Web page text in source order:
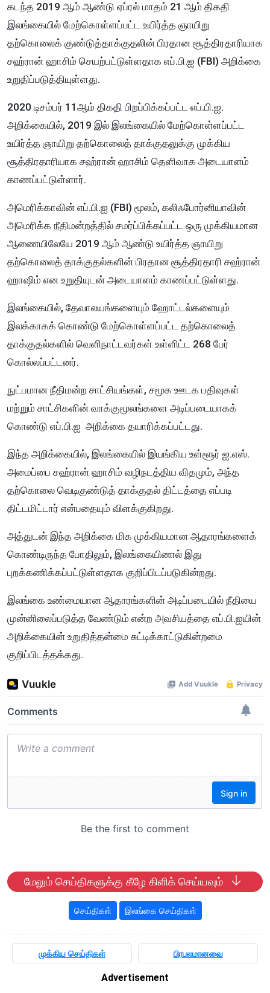
கடந்த 2019 ஆம் ஆண்டு ஏப்ரல் மாதம் 21 ஆம் திகதி
இலங்கையில் மேற்கொள்ளப்பட்ட உயிர்த்த ஞாயிறு
தற்கொலைக் குண்டுத்தாக்குதலின் பிரதான சூத்திரதாரியாக
சஹ்ரான் ஹாசிம் செயற்பட்டுள்ளதாக எப்.பி.ஐ (FBI) அறிக்கை
உறுதிப்படுத்தியுள்ளது.
2020 டிசம்பர் 11ஆம் திகதி பிறப்பிக்கப்பட்ட எப்.பி.ஐ.
அறிக்கையில், 2019 இல் இலங்கையில் மேற்கொள்ளப்பட்ட
உயிர்த்த ஞாயிறு தற்கொலைத் தாக்குதலுக்கு முக்கிய
சூத்திரதாரியாக சஹ்ரான் ஹாசிம் தெளிவாக அடையாளம்
காணப்பட்டுள்ளார்.
அமெரிக்காவின் எப்.பி.ஐ (FBI) மூலம், கலிஃபோர்னியாவின்
அமெரிக்க நீதிமன்றத்தில் சமர்ப்பிக்கப்பட்ட ஒரு முக்கியமான
ஆணையிலேயே 2019 ஆம் ஆண்டு உயிர்த்த ஞாயிறு
தற்கொலைத் தாக்குதல்களின் பிரதான சூத்திரதாரி சஹ்ரான்
ஹாஷிம் என உறுதியுடன் அடையாளம் காணப்பட்டுள்ளது.
இலங்கையில், தேவாலயங்களையும் ஹோட்டல்களையும்
இலக்காகக் கொண்டு மேற்கொள்ளப்பட்ட தற்கொலைத்
தாக்குதல்களில் வெளிநாட்டவர்கள் உள்ளிட்ட 268 பேர்
கொல்லப்பட்டனர்.
நுட்பமான நீதிமன்ற சாட்சியங்கள், சமூக ஊடக பதிவுகள்
மற்றும் சாட்சிகளின் வாக்குமூலங்களை அடிப்படையாகக்
கொண்டு எப்.பி.ஐ அறிக்கை தயாரிக்கப்பட்டது.
இந்த அறிக்கையில், இலங்கையில் இயங்கிய உள்ளூர் ஐ.எஸ்.
அமைப்பை சஹ்ரான் ஹாசிம் வழிநடத்திய விதமும், அந்த
தற்கொலை வெடிகுண்டுத் தாக்குதல் திட்டத்தை எப்படி
திட்டமிட்டார் என்பதையும் விளக்குகிறது.
அத்துடன் இந்த அறிக்கை மிக முக்கியமான ஆதாரங்களைக்
கொண்டிருந்த போதிலும், இலங்கையினால் இது
புறக்கணிக்கப்பட்டுள்ளதாக குறிப்பிடப்படுகின்றது.
இலங்கை உண்மையான ஆதாரங்களின் அடிப்படையில் நீதியை
முன்னிலைப்படுத்த வேண்டும் என்ற அவசியத்தை எப்.பி.ஐயின்
அறிக்கையின் உறுதித்தன்மை சுட்டிக்காட்டுகின்றமை
குறிப்பிடத்தக்கது.
மேலும் செய்திகளுக்கு கீழே கிளிக் செய்யவும்
செய்திகள் இலங்கை செய்திகள்
முக்கிய செய்திகள் பிரபலமானவை
Advertisement